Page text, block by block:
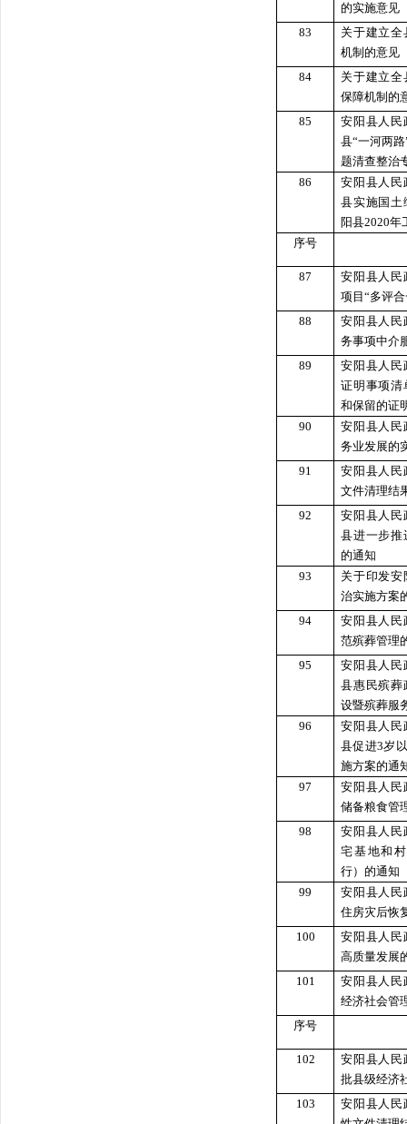
的实施意见
83
关于建立
机制的意见
84
关于建立
保障机制的
85
安阳县人民
县“一河两
题清查整治
86
安阳县人民
县实施国土
阳县2020年
序号
87
安阳县人民
项目“多评
88
安阳县人民
务事项中介
89
安阳县人民
证明事项清
和保留的证
90
安阳县人民
务业发展的
91
安阳县人民
文件清理结
92
安阳县人民
县进一步推
的通知
93
关于印发
治实施方案
94
安阳县人民
范殡葬管理
95
安阳县人民
县惠民殡葬
设暨殡葬服
96
安阳县人民
县促进3岁
施方案的通
97
安阳县人民
储备粮食管
98
安阳县人民
宅基地和
行）的通知
99
安阳县人民
住房灾后恢
100
安阳县人民
高质量发展
101
安阳县人民
经济社会管
序号
102
安阳县人民
批县级经济
103
安阳县人民